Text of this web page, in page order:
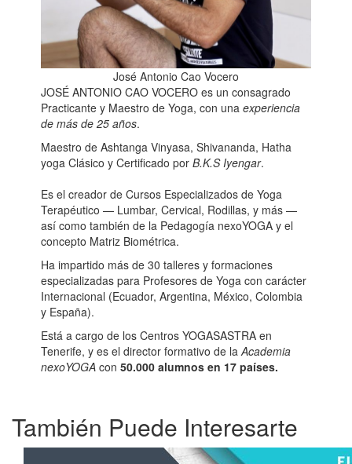
José Antonio Cao Vocero
JOSÉ ANTONIO CAO VOCERO es un consagrado
Practicante y Maestro de Yoga, con unaexperiencia
de más de 25 años.
Maestro de Ashtanga Vinyasa, Shivananda, Hatha
yoga Clásico y Certificado porB.K.S Iyengar.
Es el creador de Cursos Especializados de Yoga
Terapéutico — Lumbar, Cervical, Rodillas, y más —
así como también de la Pedagogía nexoYOGA y el
concepto Matriz Biométrica.
Ha impartido más de 30 talleres y formaciones
especializadas para Profesores de Yoga con carácter
Internacional (Ecuador, Argentina, México, Colombia
y España).
Está a cargo de los Centros YOGASASTRA en
Tenerife, y es el director formativo de laAcademia
nexoYOGA con50.000 alumnos en 17 países.
También Puede Interesarte